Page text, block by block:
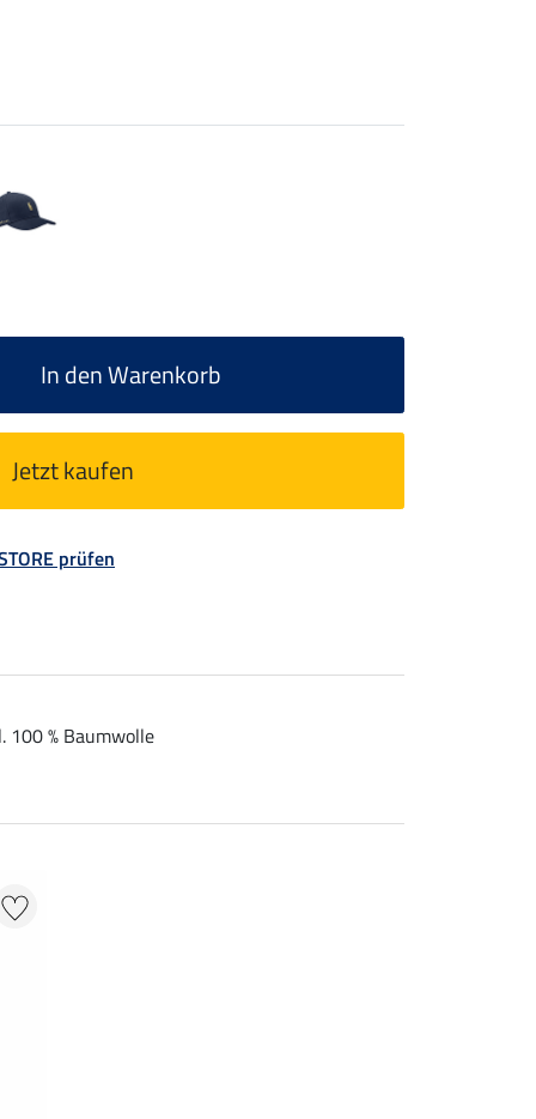
In den Warenkorb
Jetzt kaufen
prüfen
100 % Baumwolle